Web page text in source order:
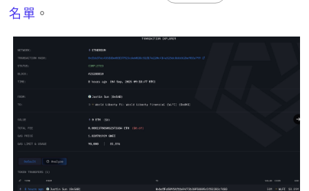
名單 。